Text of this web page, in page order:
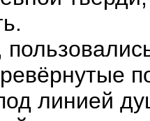
линией